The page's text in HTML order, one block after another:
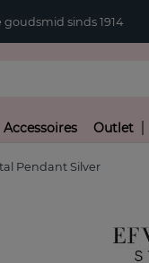
sinds 1914
Accessoires Outlet
Pendant Silver